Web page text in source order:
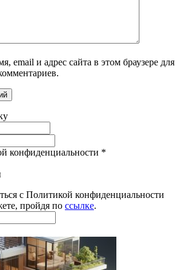
email и адрес сайта в этом браузере для
конфиденциальности *
с Политикой конфиденциальности
пройдя по ссылке.